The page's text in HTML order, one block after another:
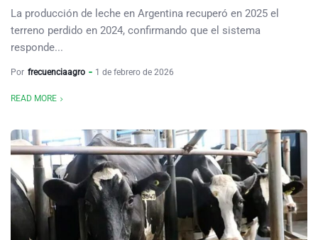
La producción de leche en Argentina recuperó en 2025 el
terreno perdido en 2024, confirmando que el sistema
responde...
Por frecuenciaagro 1 de febrero de 2026
READ MORE